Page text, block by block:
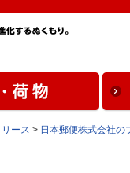
ース > 日本郵便株式会社の